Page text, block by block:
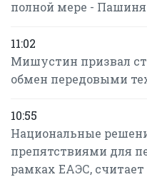
полной мере -
11:02
Мишустин призвал
обмен передовыми
10:55
Национальные
препятствиями для
рамках ЕАЭС,